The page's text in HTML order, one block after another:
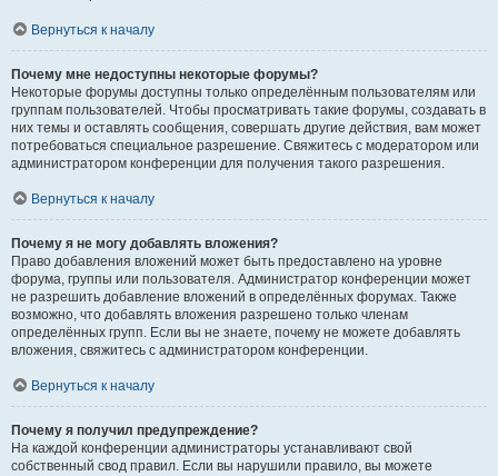
Вернуться к началу
Почему мне недоступны некоторые форумы?
Некоторые форумы доступны только определённым пользователям или
группам пользователей. Чтобы просматривать такие форумы, создавать в
них темы и оставлять сообщения, совершать другие действия, вам может
потребоваться специальное разрешение. Свяжитесь с модератором или
администратором конференции для получения такого разрешения.
Вернуться к началу
Почему я не могу добавлять вложения?
Право добавления вложений может быть предоставлено на уровне
форума, группы или пользователя. Администратор конференции может
не разрешить добавление вложений в определённых форумах. Также
возможно, что добавлять вложения разрешено только членам
определённых групп. Если вы не знаете, почему не можете добавлять
вложения, свяжитесь с администратором конференции.
Вернуться к началу
Почему я получил предупреждение?
На каждой конференции администраторы устанавливают свой
собственный свод правил. Если вы нарушили правило, вы можете